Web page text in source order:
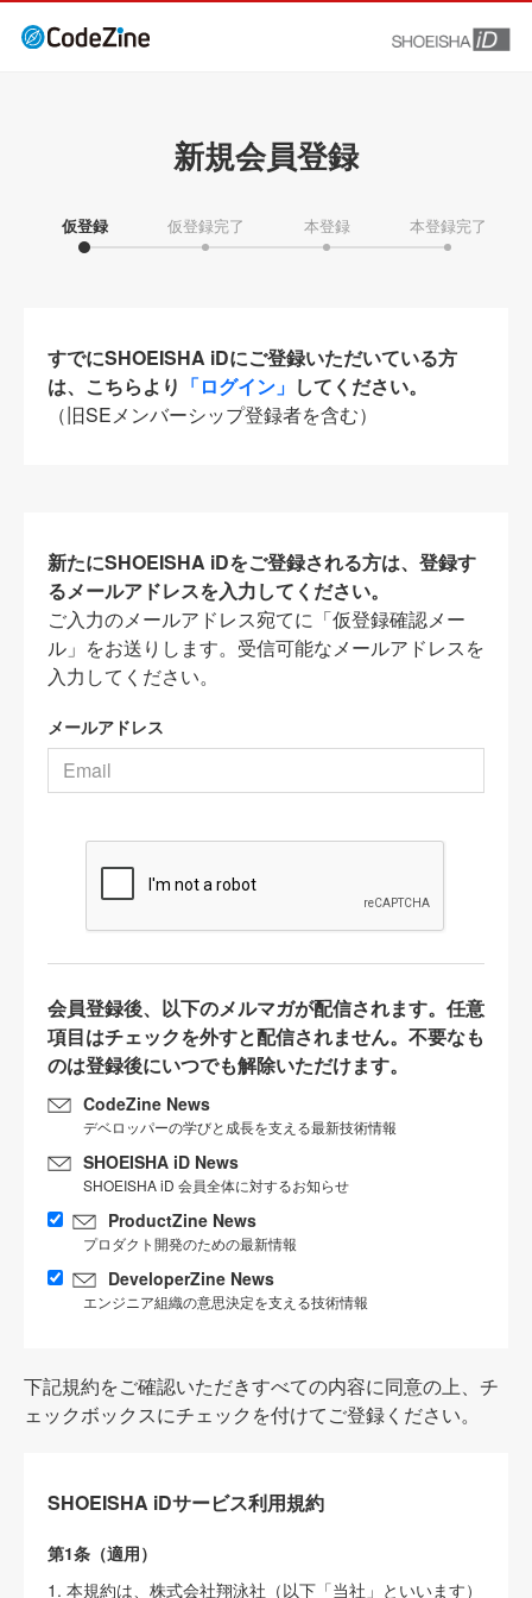
新規会員登録
仮登録 仮登録完了 本登録 本登録完了
すでにSHOEISHA iDにご登録いただいている方
は、こちらより 「ログイン」 してください。
（旧SEメンバーシップ登録者を含む）
新たにSHOEISHA iDをご登録される方は、登録す
るメールアドレスを入力してください。
ご入力のメールアドレス宛てに「仮登録確認メー
ル」をお送りします。受信可能なメールアドレスを
入力してください。
メールアドレス
会員登録後、以下のメルマガが配信されます。任意
項目はチェックを外すと配信されません。不要なも
のは登録後にいつでも解除いただけます。
CodeZine News
デベロッパーの学びと成長を支える最新技術情報
SHOEISHA iD News
SHOEISHA iD 会員全体に対するお知らせ
ProductZine News
プロダクト開発のための最新情報
DeveloperZine News
エンジニア組織の意思決定を支える技術情報
下記規約をご確認いただきすべての内容に同意の上、チ
ェックボックスにチェックを付けてご登録ください。
SHOEISHA iDサービス利用規約
第1条（適用）
1. 本規約は、株式会社翔泳社（以下「当社」といいます）